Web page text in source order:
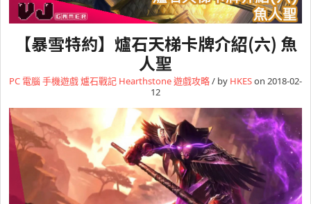
【暴雪特約】爐石天梯卡牌介紹(六) 魚
人聖
PC 電腦手機遊戲爐石戰記 Hearthstone遊戲攻略/ by HKESon 2018-02-
12